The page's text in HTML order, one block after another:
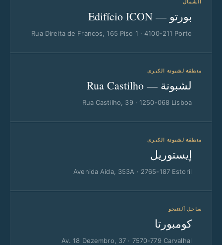
الشمال
بورتو — Edifício ICON
Rua Direita de Francos, 165 Piso 1 · 4100-211 Porto
منطقة لشبونة الكبرى
لشبونة — Rua Castilho
Rua Castilho, 39 · 1250-068 Lisboa
منطقة لشبونة الكبرى
إيستوريل
Avenida Aida, 353A · 2765-187 Estoril
ساحل ألنتيجو
كومبورتا
Av. 18 Dezembro, 37 · 7570-779 Carvalhal